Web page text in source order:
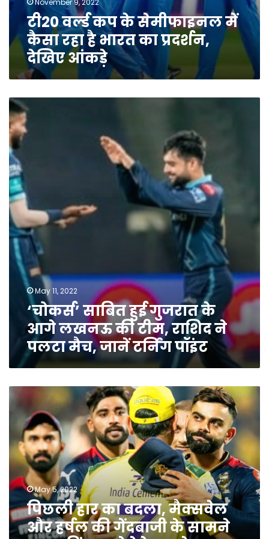
टी20 वर्ल्ड कप के सेमीफाइनल में
कैसा रहा है भारत का प्रदर्शन,
देखिए आंकड़े
‘चोकर्स’
साबित
हुई
गुजरात
के
आगे
लखनऊ
की
टीम,
राशिद
ने
पलटा
मैच,
जानें
टर्निंग
May 11, 2022
‘चोकर्स’ साबित हुई गुजरात के
आगे लखनऊ की टीम, राशिद ने
पलटा मैच, जानें टर्निंग पॉइंट
हार
बदला,
मैक्सवेल
और
हर्षल
की
गेंदबाजी
के
सामने
‘सुपर
May 5, 2022
पिछली हार का बदला, मैक्सवेल
और हर्षल की गेंदबाजी के सामने